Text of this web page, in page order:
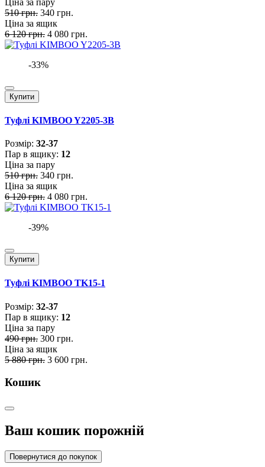
510 грн. 340 грн.
Ціна за ящик
6 120 грн. 4 080 грн.
-33%
Купити
Туфлі KIMBOO Y2205-3B
Розмiр: 32-37
Пар в ящику: 12
Ціна за пару
510 грн. 340 грн.
Ціна за ящик
6 120 грн. 4 080 грн.
-39%
Купити
Туфлі KIMBOO TK15-1
Розмiр: 32-37
Пар в ящику: 12
Ціна за пару
490 грн. 300 грн.
Ціна за ящик
5 880 грн. 3 600 грн.
Кошик
Ваш кошик порожній
Повернутися до покупок